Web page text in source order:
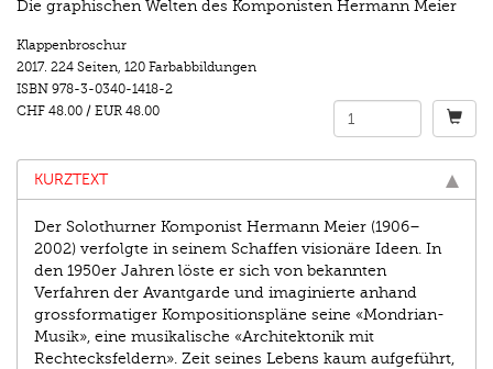
Die graphischen Welten des Komponisten Hermann Meier
Klappenbroschur
2017. 224 Seiten, 120 Farbabbildungen
ISBN 978-3-0340-1418-2
CHF 48.00 / EUR 48.00
KURZTEXT
Der Solothurner Komponist Hermann Meier (1906–
2002) verfolgte in seinem Schaffen visionäre Ideen. In
den 1950er Jahren löste er sich von bekannten
Verfahren der Avantgarde und imaginierte anhand
grossformatiger Kompositionspläne seine «Mondrian-
Musik», eine musikalische «Architektonik mit
Rechtecksfeldern». Zeit seines Lebens kaum aufgeführt,